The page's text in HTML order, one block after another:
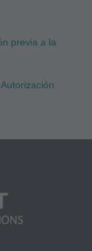
previa a la
se